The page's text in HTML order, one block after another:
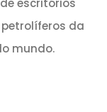
escritórios
da
mundo.